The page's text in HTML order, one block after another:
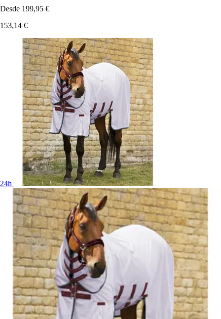
Desde 199,95 €
153,14 €
24h